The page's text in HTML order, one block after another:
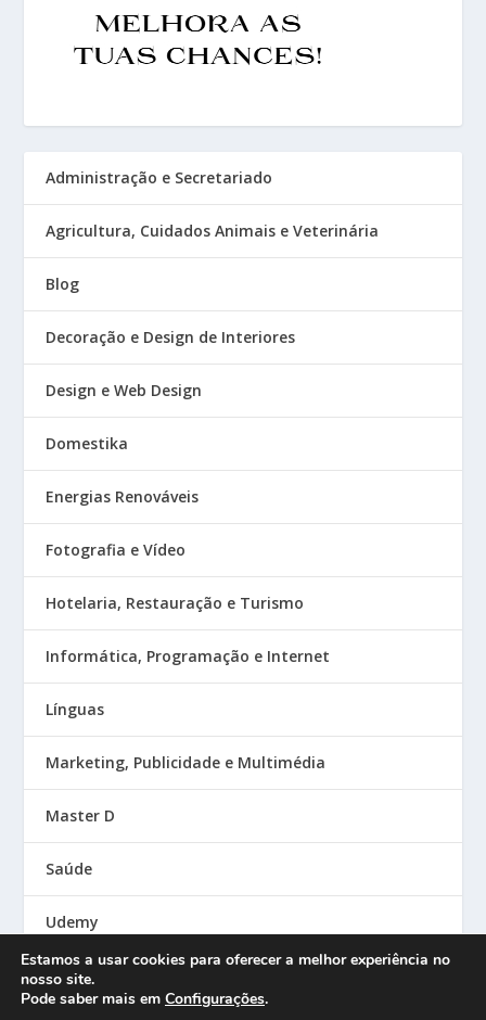
Administração e Secretariado
Agricultura, Cuidados Animais e Veterinária
Blog
Decoração e Design de Interiores
Design e Web Design
Domestika
Energias Renováveis
Fotografia e Vídeo
Hotelaria, Restauração e Turismo
Informática, Programação e Internet
Línguas
Marketing, Publicidade e Multimédia
Master D
Saúde
Udemy
Estamos a usar cookies para oferecer a melhor experiência no
nosso site.
Pode saber mais em Configurações.